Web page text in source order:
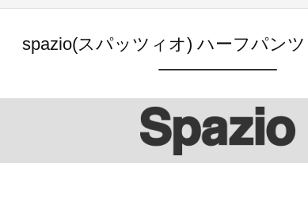
spazio(スパッツィオ) ハーフパン